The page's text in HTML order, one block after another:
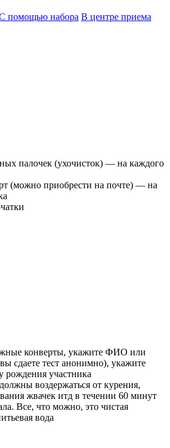
помощью набора В центре приема
палочек (ухочисток) — на каждого
(можно приобрести на почте) — на
конверты, укажите ФИО или
сдаете тест анонимно), укажите
рождения участника
воздержаться от курения,
жвачек итд в течении 60 минут
Все, что можно, это чистая
вода